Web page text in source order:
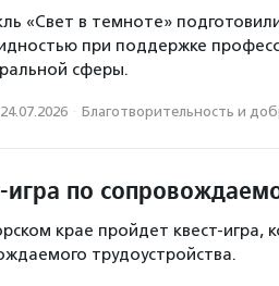
«Свет в темноте»
при поддержке
сферы.
24.07.2026 · Благотвори­тель­ность и
по
крае пройдет квест-игра,
трудоустройства.